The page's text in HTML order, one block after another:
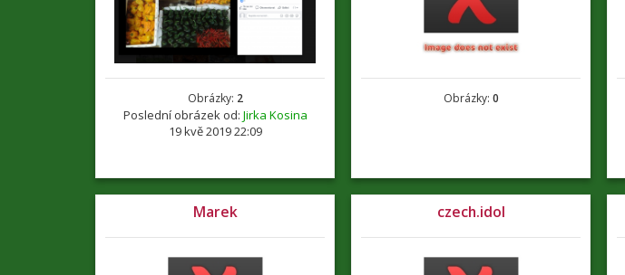
Obrázky: 2
Poslední obrázek od: Jirka Kosina
19 kvě 2019 22:09
Obrázky: 0
Marek czech.idol